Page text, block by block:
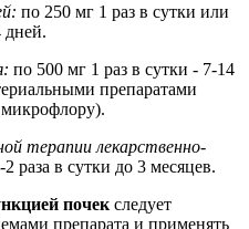
по 250 мг 1 раз в сутки или
дней.
по 500 мг 1 раз в сутки - 7-14
препаратами
терапии лекарственно-
раза в сутки до 3 месяцев.
почек следует
препарата и применять